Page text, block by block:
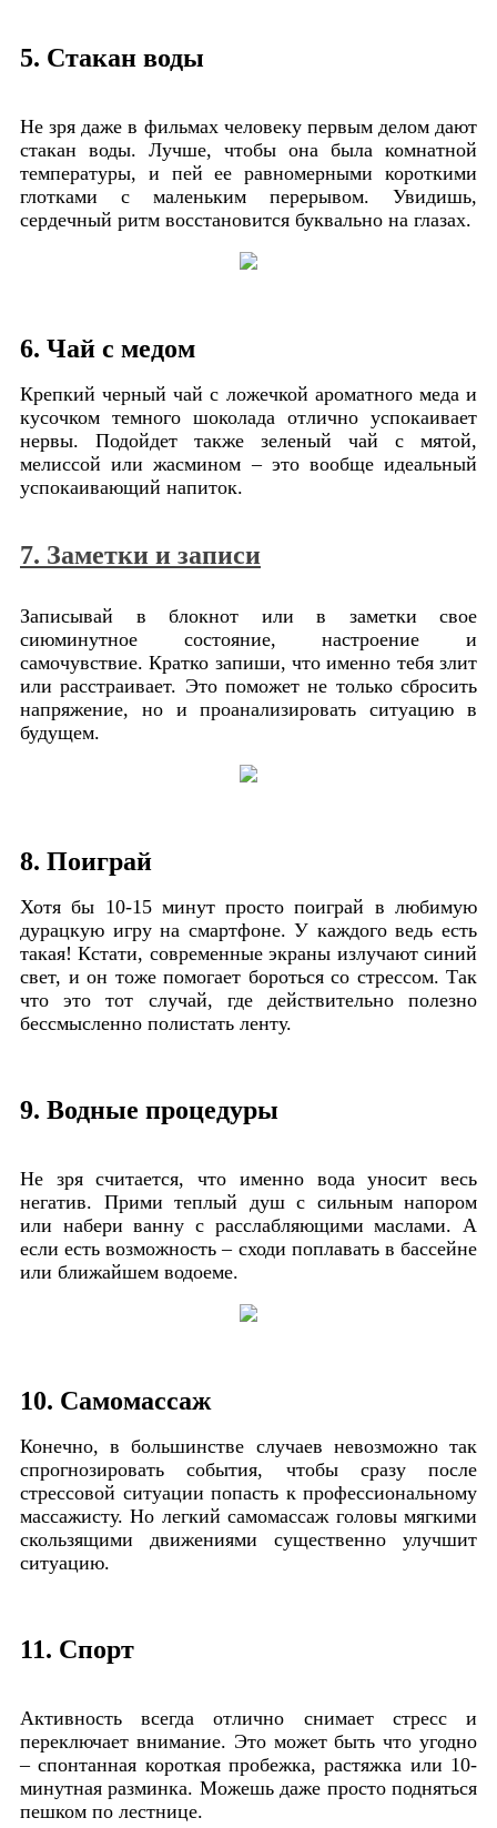
5. Стакан воды
Не зря даже в фильмах человеку первым делом дают
стакан воды. Лучше, чтобы она была комнатной
температуры, и пей ее равномерными короткими
глотками с маленьким перерывом. Увидишь,
сердечный ритм восстановится буквально на глазах.
6. Чай с медом
Крепкий черный чай с ложечкой ароматного меда и
кусочком темного шоколада отлично успокаивает
нервы. Подойдет также зеленый чай с мятой,
мелиссой или жасмином – это вообще идеальный
успокаивающий напиток.
7. Заметки и записи
Записывай в блокнот или в заметки свое
сиюминутное состояние, настроение и
самочувствие. Кратко запиши, что именно тебя злит
или расстраивает. Это поможет не только сбросить
напряжение, но и проанализировать ситуацию в
будущем.
8. Поиграй
Хотя бы 10-15 минут просто поиграй в любимую
дурацкую игру на смартфоне. У каждого ведь есть
такая! Кстати, современные экраны излучают синий
свет, и он тоже помогает бороться со стрессом. Так
что это тот случай, где действительно полезно
бессмысленно полистать ленту.
9. Водные процедуры
Не зря считается, что именно вода уносит весь
негатив. Прими теплый душ с сильным напором
или набери ванну с расслабляющими маслами. А
если есть возможность – сходи поплавать в бассейне
или ближайшем водоеме.
10. Самомассаж
Конечно, в большинстве случаев невозможно так
спрогнозировать события, чтобы сразу после
стрессовой ситуации попасть к профессиональному
массажисту. Но легкий самомассаж головы мягкими
скользящими движениями существенно улучшит
ситуацию.
11. Спорт
Активность всегда отлично снимает стресс и
переключает внимание. Это может быть что угодно
– спонтанная короткая пробежка, растяжка или 10-
минутная разминка. Можешь даже просто подняться
пешком по лестнице.